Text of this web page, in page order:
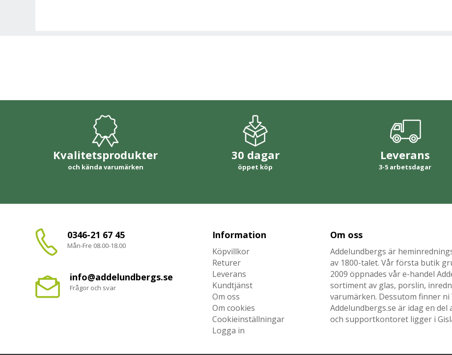
Kvalitetsprodukter
och kända varumärken
30 dagar
öppet köp
Leverans
3-5 arbetsdagar
0346-21 67 45
Mån-Fre 08.00-18.00
info@addelundbergs.se
Frågor och svar
Information
Köpvillkor
Returer
Leverans
Kundtjänst
Om oss
Om cookies
Cookieinställningar
Logga in
Om oss
Addelundbergs är
av 1800-talet. Vår första butik
2009 öppnades vår e-handel
sortiment av glas, porslin,
varumärken. Dessutom finner
Addelundbergs.se är idag en del
och supportkontoret ligger i